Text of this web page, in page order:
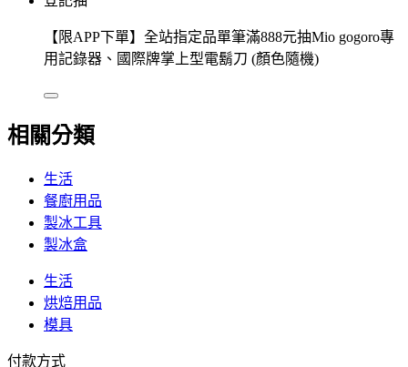
【限APP下單】全站指定品單筆滿888元抽Mio gogoro專
用記錄器、國際牌掌上型電鬍刀 (顏色隨機)
相關分類
生活
餐廚用品
製冰工具
製冰盒
生活
烘焙用品
模具
付款方式